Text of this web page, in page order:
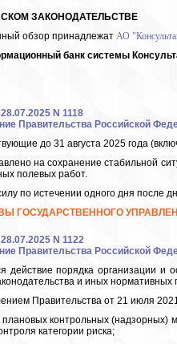
ЗАКОНОДАТЕЛЬСТВЕ
обзор принадлежат АО
банк системы
N 1118
Правительства Российской
до 31 августа 2025 года
на сохранение стабильной
полевых работ.
по истечении одного дня после
ГОСУДАРСТВЕННОГО
N 1122
Правительства Российской
порядка организации и
и иных
Правительства от 21 июля
контрольных (надзорных)
категории риска;